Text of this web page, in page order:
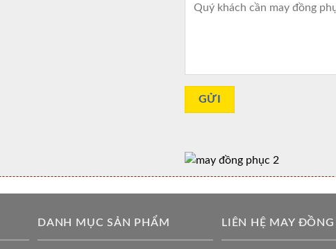
DANH MỤC SẢN PHẨM LIÊN HỆ MAY